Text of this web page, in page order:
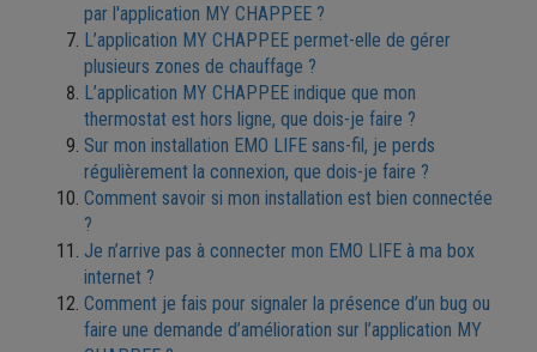
par l'application MY CHAPPEE ?
L’application MY CHAPPEE permet-elle de gérer
plusieurs zones de chauffage ?
L’application MY CHAPPEE indique que mon
thermostat est hors ligne, que dois-je faire ?
Sur mon installation EMO LIFE sans-fil, je perds
régulièrement la connexion, que dois-je faire ?
Comment savoir si mon installation est bien connectée
?
Je n’arrive pas à connecter mon EMO LIFE à ma box
internet ?
Comment je fais pour signaler la présence d’un bug ou
faire une demande d’amélioration sur l’application MY